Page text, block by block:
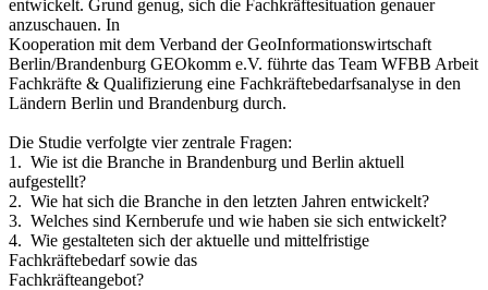
entwickelt. Grund genug, sich die Fachkräftesituation genauer
anzuschauen. In
Kooperation mit dem Verband der GeoInformationswirtschaft
Berlin/Brandenburg GEOkomm e.V. führte das Team WFBB Arbeit
Fachkräfte & Qualifizierung eine Fachkräftebedarfsanalyse in den
Ländern Berlin und Brandenburg durch.
Die Studie verfolgte vier zentrale Fragen:
1. Wie ist die Branche in Brandenburg und Berlin aktuell
aufgestellt?
2. Wie hat sich die Branche in den letzten Jahren entwickelt?
3. Welches sind Kernberufe und wie haben sie sich entwickelt?
4. Wie gestalteten sich der aktuelle und mittelfristige
Fachkräftebedarf sowie das
Fachkräfteangebot?